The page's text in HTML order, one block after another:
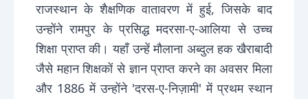
राजस्थान के शैक्षणिक वातावरण में हुई, जिसके बाद
उन्होंने रामपुर के प्रसिद्ध मदरसा-ए-आलिया से उच्च
शिक्षा प्राप्त की। यहाँ उन्हें मौलाना अब्दुल हक खैराबादी
जैसे महान शिक्षकों से ज्ञान प्राप्त करने का अवसर मिला
और 1886 में उन्होंने 'दरस-ए-निज़ामी' में प्रथम स्थान